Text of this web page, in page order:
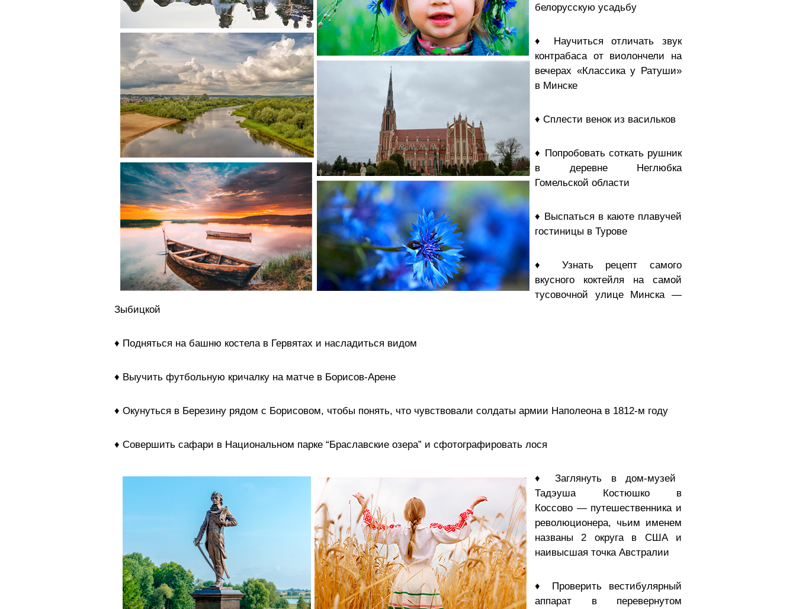
белорусскую усадьбу
♦ Научиться отличать звук
контрабаса от виолончели на
вечерах «Классика у Ратуши»
в Минске
♦ Сплести венок из васильков
♦ Попробовать соткать рушник
в деревне Неглюбка
Гомельской области
♦ Выспаться в каюте плавучей
гостиницы в Турове
♦ Узнать рецепт самого
вкусного коктейля на самой
тусовочной улице Минска —
Зыбицкой
♦ Подняться на башню костела в Гервятах и насладиться видом
♦ Выучить футбольную кричалку на матче в Борисов-Арене
♦ Окунуться в Березину рядом с Борисовом, чтобы понять, что чувствовали солдаты армии Наполеона в 1812-м году
♦ Совершить сафари в Национальном парке “Браславские озера” и сфотографировать лося
♦ Заглянуть в дом-музей
Тадэуша Костюшко в
Коссово — путешественника и
революционера, чьим именем
названы 2 округа в США и
наивысшая точка Австралии
♦ Проверить вестибулярный
аппарат в перевернутом